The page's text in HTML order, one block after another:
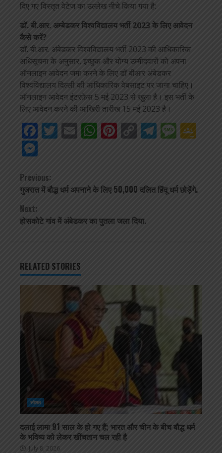
दिए गए विस्तृत वेटेज का उल्लेख नीचे किया गया है:
डॉ. बी.आर. अम्बेडकर विश्वविद्यालय भर्ती 2023 के लिए आवेदन
कैसे करें?
डॉ. बी.आर. अंबेडकर विश्वविद्यालय भर्ती 2023 की आधिकारिक
अधिसूचना के अनुसार, इच्छुक और योग्य उम्मीदवारों को अपना
ऑनलाइन आवेदन जमा करने के लिए डॉ बीआर अंबेडकर
विश्वविद्यालय दिल्ली की आधिकारिक वेबसाइट पर जाना चाहिए।
ऑनलाइन आवेदन इंटरफ़ेस 5 मई 2023 से खुला है। इस भर्ती के
लिए आवेदन करने की आखिरी तारीख 15 मई 2023 है।
Facebook
Twitter
EmailWhatsApp
Pinterest
Copy
Continue
Reading
Previous:
गुजरात में बौद्ध धर्म अपनाने के लिए 50,000 दलित हिंदू धर्म छोड़ेंगे.
Next:
होसकोटे गांव में अंबेडकर का पुतला जला दिया.
RELATED STORIES
सोशल
दलाई लामा 91 साल के हो गए हैं; भारत और चीन के बीच बौद्ध धर्म
के भविष्य को लेकर खींचतान चल रही है
July 8, 2026